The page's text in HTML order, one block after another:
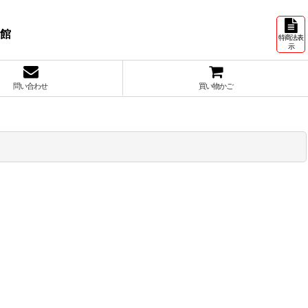
特商法表
示
問い合わせ 買い物かご